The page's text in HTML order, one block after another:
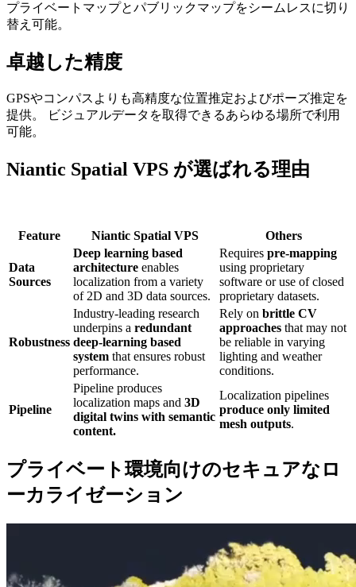
プライベートマップとパブリックマップをシームレスに切り
替え可能。
卓越した精度
GPSやコンパスよりも高精度な位置推定およびポーズ推定を
提供。 ビジュアルデータを取得できるあらゆる場所で利用
可能。
Niantic Spatial VPS が選ばれる理由
Feature Niantic Spatial VPS Others
Data
Sources
Deep learning based
architecture enables
localization from a variety
of 2D and 3D data sources.
Requires pre-mapping
using proprietary
software or use of closed
proprietary datasets.
Robustness
Industry-leading research
underpins a redundant
deep-learning based
system that ensures robust
performance.
Rely on brittle CV
approaches that may not
be reliable in varying
lighting and weather
conditions.
Pipeline
Pipeline produces
localization maps and 3D
digital twins with semantic
content.
Localization pipelines
produce only limited
mesh outputs.
プライベート環境向けのセキュアなロ
ーカライゼーション